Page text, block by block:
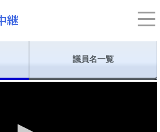
議員名一覧